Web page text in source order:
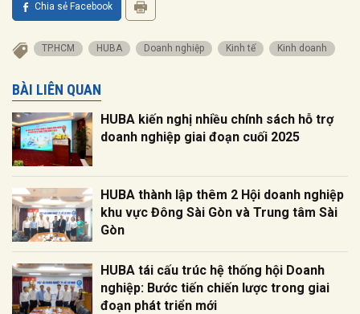
Chia sẻ Facebook
TP.HCM HUBA doanh nghiệp Kinh tế Kinh doanh
BÀI LIÊN QUAN
HUBA kiến nghị nhiều chính sách hỗ trợ
doanh nghiệp giai đoạn cuối 2025
HUBA thành lập thêm 2 Hội doanh nghiệp
khu vực Đông Sài Gòn và Trung tâm Sài
Gòn
HUBA tái cấu trúc hệ thống hội Doanh
nghiệp: Bước tiến chiến lược trong giai
đoạn phát triển mới